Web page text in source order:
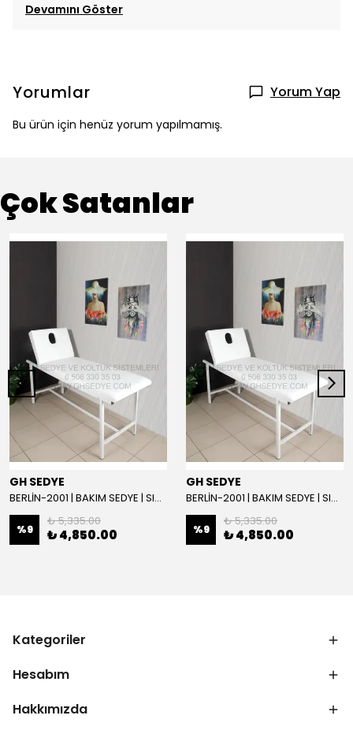
Devamını Göster
Yorumlar Yorum Yap
Bu ürün için henüz yorum yapılmamış.
Çok Satanlar
GH SEDYE
BERLİN-2001 | BAKIM SEDYE | SIRT AYARLI | BEYAZ
%9
₺ 5,335.00
₺ 4,850.00
GH SEDYE
BERLİN-2001 | BAKIM SEDYE | SIRT AYARLI
%9
₺ 5,335.00
₺ 4,850.00
Kategoriler
Hesabım
Hakkımızda